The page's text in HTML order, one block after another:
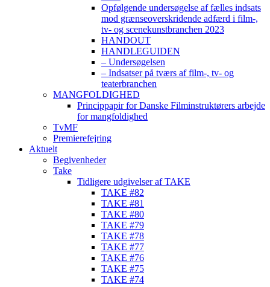
Opfølgende undersøgelse af fælles indsats
mod grænseoverskridende adfærd i film-,
tv- og scenekunstbranchen 2023
HANDOUT
HANDLEGUIDEN
– Undersøgelsen
– Indsatser på tværs af film-, tv- og
teaterbranchen
MANGFOLDIGHED
Princippapir for Danske Filminstruktørers arbejde
for mangfoldighed
TvMF
Premierefejring
Aktuelt
Begivenheder
Take
Tidligere udgivelser af TAKE
TAKE #82
TAKE #81
TAKE #80
TAKE #79
TAKE #78
TAKE #77
TAKE #76
TAKE #75
TAKE #74